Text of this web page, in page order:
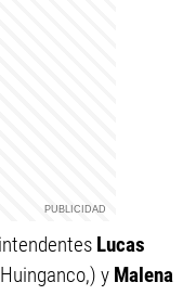
Lucas
y Malena